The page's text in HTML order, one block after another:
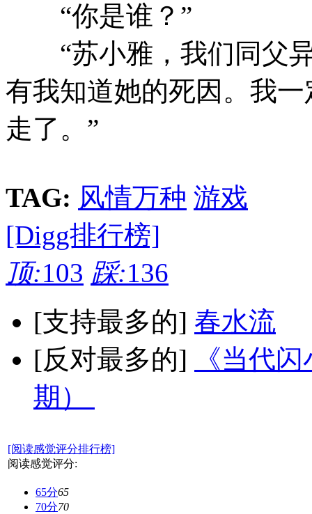
“你是谁？”
“苏小雅，我们同父异
有我知道她的死因。我
走了。”
TAG: 风情万种 游戏
[Digg排行榜]
顶:103 踩:136
[支持最多的] 春水流
[反对最多的]
《当代
期）
[阅读感觉评分排行榜]
阅读感觉评分:
65分65
70分70